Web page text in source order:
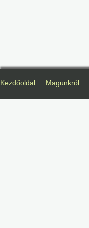
Kezdőoldal Magunkról